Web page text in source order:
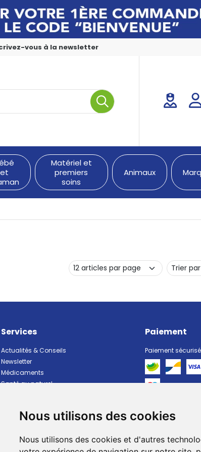
Nous utilisons des cookies
Nous utilisons des cookies et d'autres
vous à la newsletter
et
Matériel et
premiers
soins
Animaux
Services
Actualités & Conseils
Newsletter
Médicaments
Santé au naturel
Bébé et maman
Animaux
Paiement
Paiement sécurisé
Livraison
Livraison dans un